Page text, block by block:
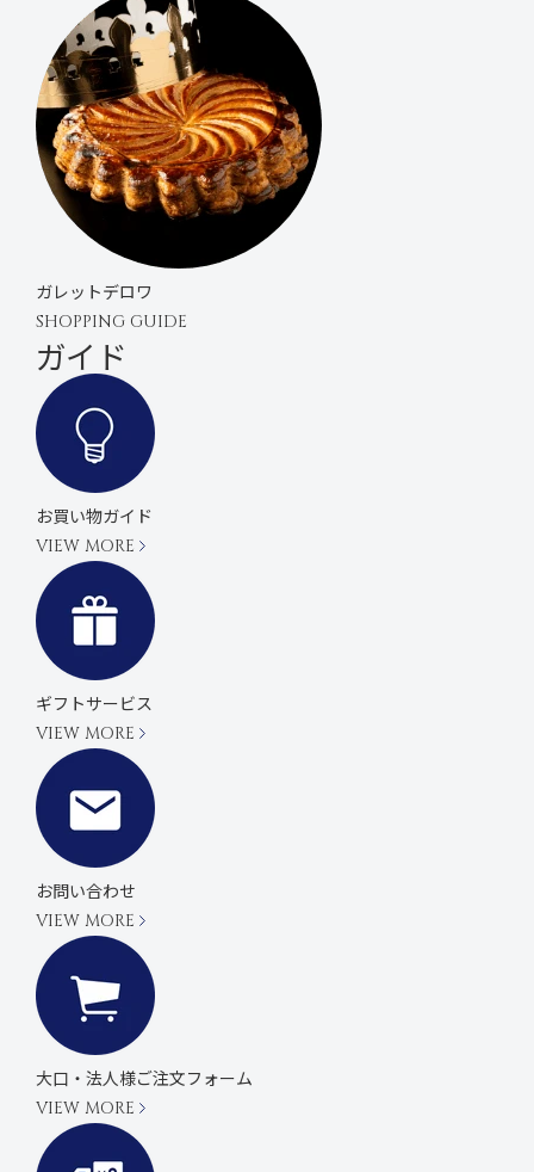
ガレットデロワ
SHOPPING GUIDE
ガイド
お買い物ガイド
VIEW MORE
ギフトサービス
VIEW MORE
お問い合わせ
VIEW MORE
大口・法人様ご注文フォーム
VIEW MORE